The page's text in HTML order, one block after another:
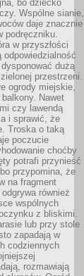
bo dziecko
Wspólne sianie,
daje znacznie
podręczniku.
w przyszłości
odpowiedzialność
dużą
przestrzeni.
ogrody miejskie,
Nawet
czy lawendą
i sprawić, że
Troska o taką
poczucie
choćby
potrafi przynieść
przypomina, że
na fragment
również
wspólnych
z bliskimi.
lub przy stole
zapadają w
codziennych
rozmawiają